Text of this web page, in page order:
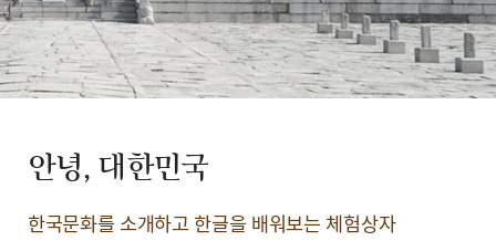
안녕, 대한민국
한국문화를 소개하고 한글을 배워보는 체험상자